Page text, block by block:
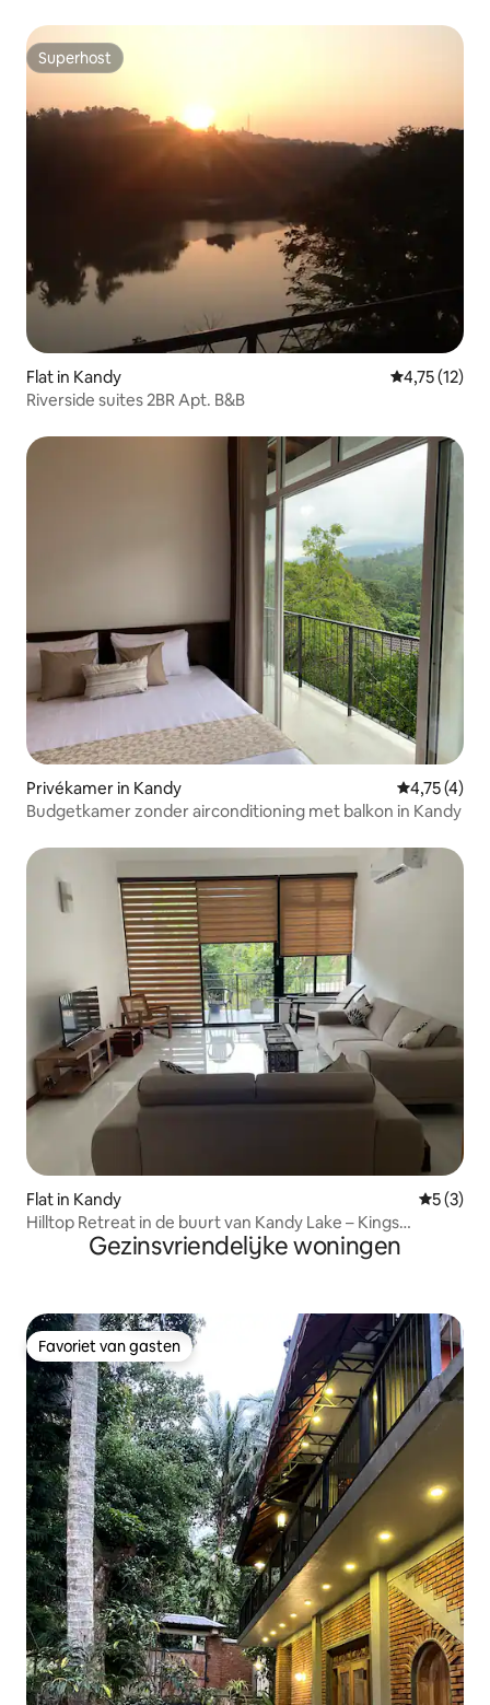
Superhost
Superhost
Flat in Kandy Gemiddelde
4,75 (12)
Riverside suites 2BR Apt. B&B
Privékamer in Kandy
4,75 (4)
Budgetkamer zonder airconditioning met balkon in Kandy
Flat in Kandy
5 (3)
Hilltop Retreat in de buurt van Kandy Lake – Kings
ResidenceGezinsvriendelijke woningen
Favoriet van gasten
Favoriet van gasten